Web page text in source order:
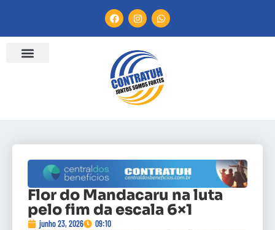
Flor do Mandacaru na luta
pelo fim da escala 6×1
junho 23, 2026 09:10